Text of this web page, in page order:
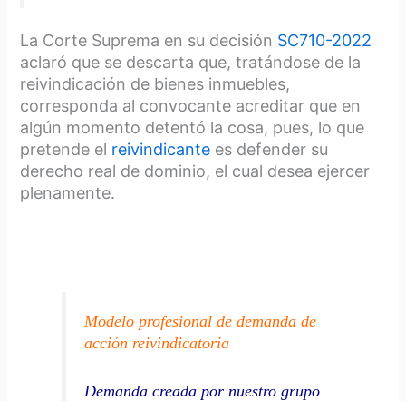
La Corte Suprema en su decisión SC710-2022
aclaró que se descarta que, tratándose de la
reivindicación de bienes inmuebles,
corresponda al convocante acreditar que en
algún momento detentó la cosa, pues, lo que
pretende el reivindicante es defender su
derecho real de dominio, el cual desea ejercer
plenamente.
Modelo profesional de demanda de
acción reivindicatoria
Demanda creada por nuestro grupo